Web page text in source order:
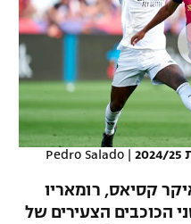
|
Pedro Salado
קסיאס, רומאריו
הכוכבים הצעירים של